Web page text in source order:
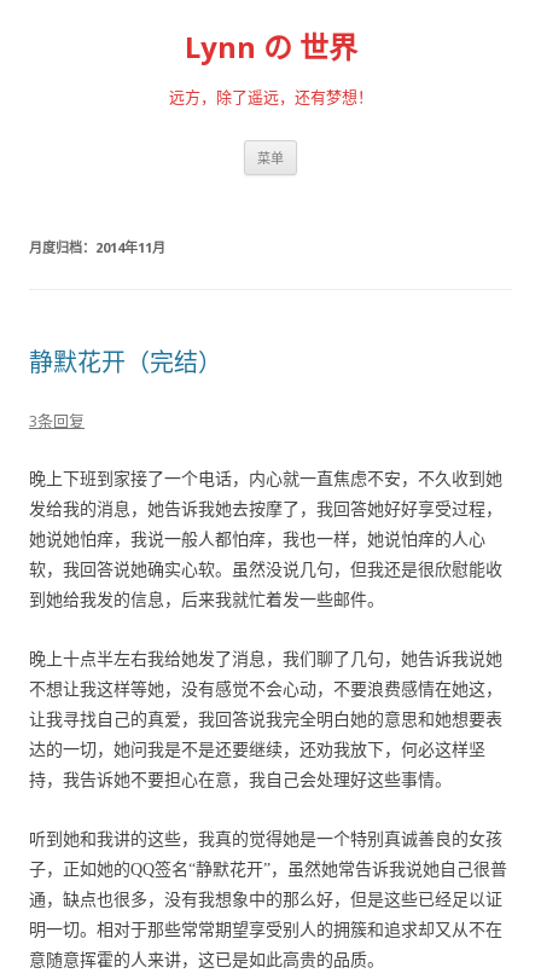
Lynn の 世界
远方，除了遥远，还有梦想！
菜单
月度归档： 2014年11月
静默花开（完结）
3条回复
晚上下班到家接了一个电话，内心就一直焦虑不安，不久收到她
发给我的消息，她告诉我她去按摩了，我回答她好好享受过程，
她说她怕痒，我说一般人都怕痒，我也一样，她说怕痒的人心
软，我回答说她确实心软。虽然没说几句，但我还是很欣慰能收
到她给我发的信息，后来我就忙着发一些邮件。
晚上十点半左右我给她发了消息，我们聊了几句，她告诉我说她
不想让我这样等她，没有感觉不会心动，不要浪费感情在她这，
让我寻找自己的真爱，我回答说我完全明白她的意思和她想要表
达的一切，她问我是不是还要继续，还劝我放下，何必这样坚
持，我告诉她不要担心在意，我自己会处理好这些事情。
听到她和我讲的这些，我真的觉得她是一个特别真诚善良的女孩
子，正如她的QQ签名“静默花开”，虽然她常告诉我说她自己很普
通，缺点也很多，没有我想象中的那么好，但是这些已经足以证
明一切。相对于那些常常期望享受别人的拥簇和追求却又从不在
意随意挥霍的人来讲，这已是如此高贵的品质。